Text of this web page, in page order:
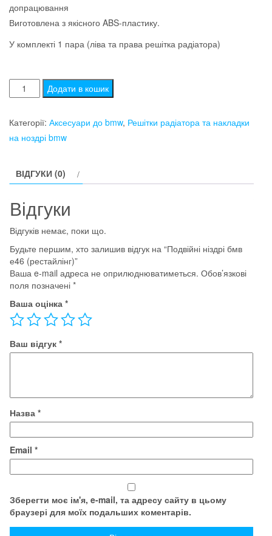
допрацювання
Виготовлена з якісного ABS-пластику.
У комплекті 1 пара (ліва та права решітка радіатора)
Подвійні
ніздрі
(рестайлінг)
Додати в кошик
Категорії: Аксесуари до bmw, Решітки радіатора та накладки
на ноздрі bmw
ВІДГУКИ (0)
Відгуки
Відгуків немає, поки що.
Будьте першим, хто залишив відгук на “Подвійні ніздрі бмв
е46 (рестайлінг)”
Ваша e-mail адреса не оприлюднюватиметься. Обов’язкові
поля позначені *
Ваша оцінка *
Ваш відгук *
Назва *
Email *
Зберегти моє ім'я, e-mail, та адресу сайту в цьому
браузері для моїх подальших коментарів.